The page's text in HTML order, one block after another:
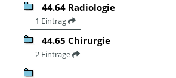
44.64 Radiologie
1 Eintrag
44.65 Chirurgie
2 Einträge